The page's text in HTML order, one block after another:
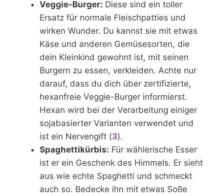
Veggie-Burger: Diese sind ein toller
Ersatz für normale Fleischpatties und
wirken Wunder. Du kannst sie mit etwas
Käse und anderen Gemüsesorten, die
dein Kleinkind gewohnt ist, mit seinen
Burgern zu essen, verkleiden. Achte nur
darauf, dass du dich über zertifizierte,
hexanfreie Veggie-Burger informierst.
Hexan wird bei der Verarbeitung einiger
sojabasierter Varianten verwendet und
ist ein Nervengift (3).
Spaghettikürbis: Für wählerische Esser
ist er ein Geschenk des Himmels. Er sieht
aus wie echte Spaghetti und schmeckt
auch so. Bedecke ihn mit etwas Soße